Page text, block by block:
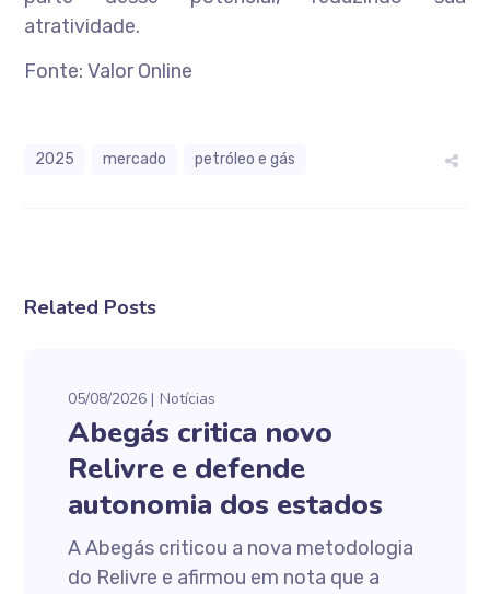
atratividade.
Fonte: Valor Online
2025 mercado petróleo e gás
Related Posts
05/08/2026 Notícias
Abegás critica novo
Relivre e defende
autonomia dos estados
A Abegás criticou a nova metodologia
do Relivre e afirmou em nota que a